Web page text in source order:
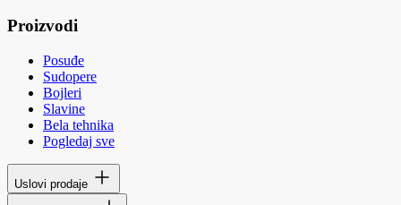
Proizvodi
Posuđe
Sudopere
Bojleri
Slavine
Bela tehnika
Pogledaj sve
Uslovi prodaje